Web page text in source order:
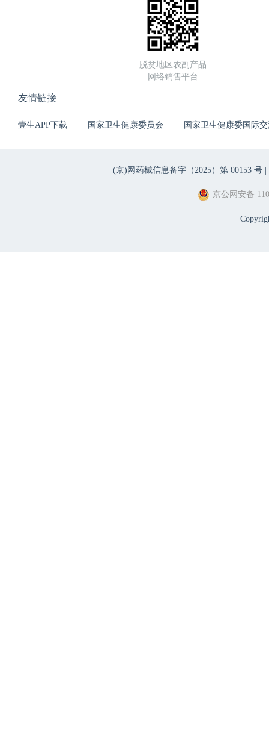
脱贫地区农副产品
网络销售平台
友情链接
壹生APP下载 国家卫生健康委员会 国家卫生健康委国际
(京)网药械信息备字（2025）第 00153 号 |
京公网安备